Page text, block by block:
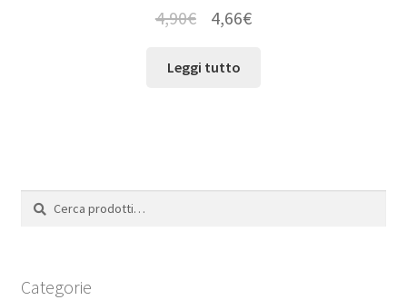
4,90€ 4,66€
Leggi tutto
Cerca:
Cerca
Categorie